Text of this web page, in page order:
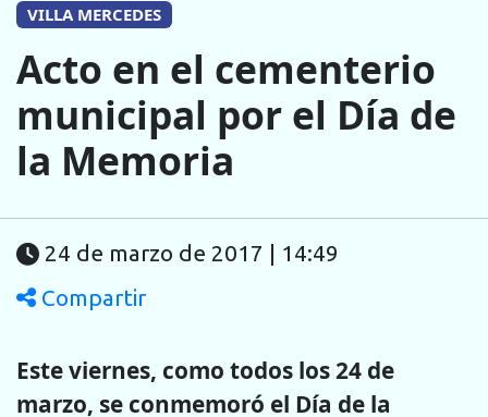
VILLA MERCEDES
Acto en el cementerio
municipal por el Día de
la Memoria
24 de marzo de 2017 | 14:49
Compartir
Este viernes, como todos los 24 de
marzo, se conmemoró el Día de la